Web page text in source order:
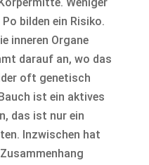
bilden ein Risiko.
inneren Organe
darauf an, wo das
oft genetisch
ist ein aktives
das ist nur ein
Inzwischen hat